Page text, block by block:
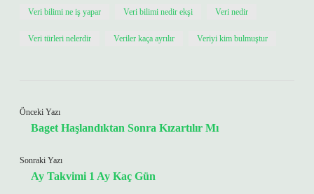
Veri bilimi ne iş yapar Veri bilimi nedir ekşi Veri nedir
Veri türleri nelerdir Veriler kaça ayrılır Veriyi kim bulmuştur
Önceki Yazı
Baget Haşlandıktan Sonra Kızartılır Mı
Sonraki Yazı
Ay Takvimi 1 Ay Kaç Gün